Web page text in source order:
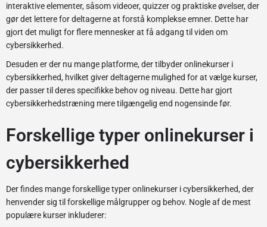
interaktive elementer, såsom videoer, quizzer og praktiske øvelser, der
gør det lettere for deltagerne at forstå komplekse emner. Dette har
gjort det muligt for flere mennesker at få adgang til viden om
cybersikkerhed.
Desuden er der nu mange platforme, der tilbyder onlinekurser i
cybersikkerhed, hvilket giver deltagerne mulighed for at vælge kurser,
der passer til deres specifikke behov og niveau. Dette har gjort
cybersikkerhedstræning mere tilgængelig end nogensinde før.
Forskellige typer onlinekurser i
cybersikkerhed
Der findes mange forskellige typer onlinekurser i cybersikkerhed, der
henvender sig til forskellige målgrupper og behov. Nogle af de mest
populære kurser inkluderer: